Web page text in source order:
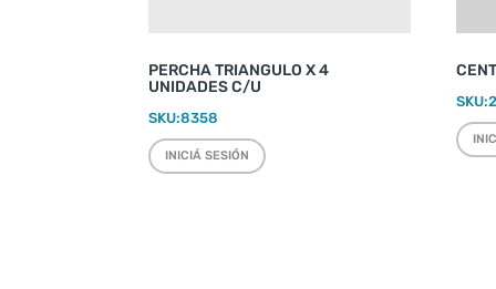
PERCHA TRIANGULO X 4
UNIDADES C/U
SKU:8358
INICIÁ SESIÓN
SKU: